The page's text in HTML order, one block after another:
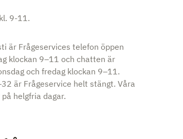
9-11.
är Frågeservices telefon öppen
klockan 9–11 och chatten är
och fredag klockan 9–11.
är Frågeservice helt stängt. Våra
helgfria dagar.